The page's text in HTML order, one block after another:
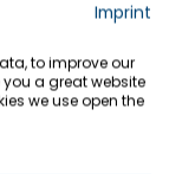
Imprint
to improve our
a great website
we use open the